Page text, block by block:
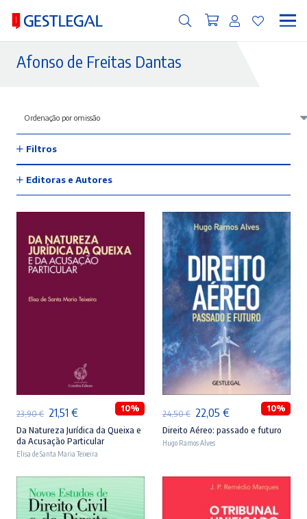
Afonso de Freitas Dantas
Filtros
Editoras e Autores
ADICIONAR
23,90€ O
preço
original
23,90 €.
21,51 €O
preço
atual
21,51 €.
10%
Da Natureza Jurídica da Queixa e
da Acusação Particular
Elisa de Santa Maria Teixeira
ADICIONAR
24,50€ O
preço
original
24,50 €.
22,05 €O
preço
22,05 €.
10%
Direito Aéreo: passado e futuro
Hugo Ramos Alves